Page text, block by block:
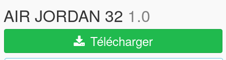
AIR JORDAN 32 1.0
Télécharger